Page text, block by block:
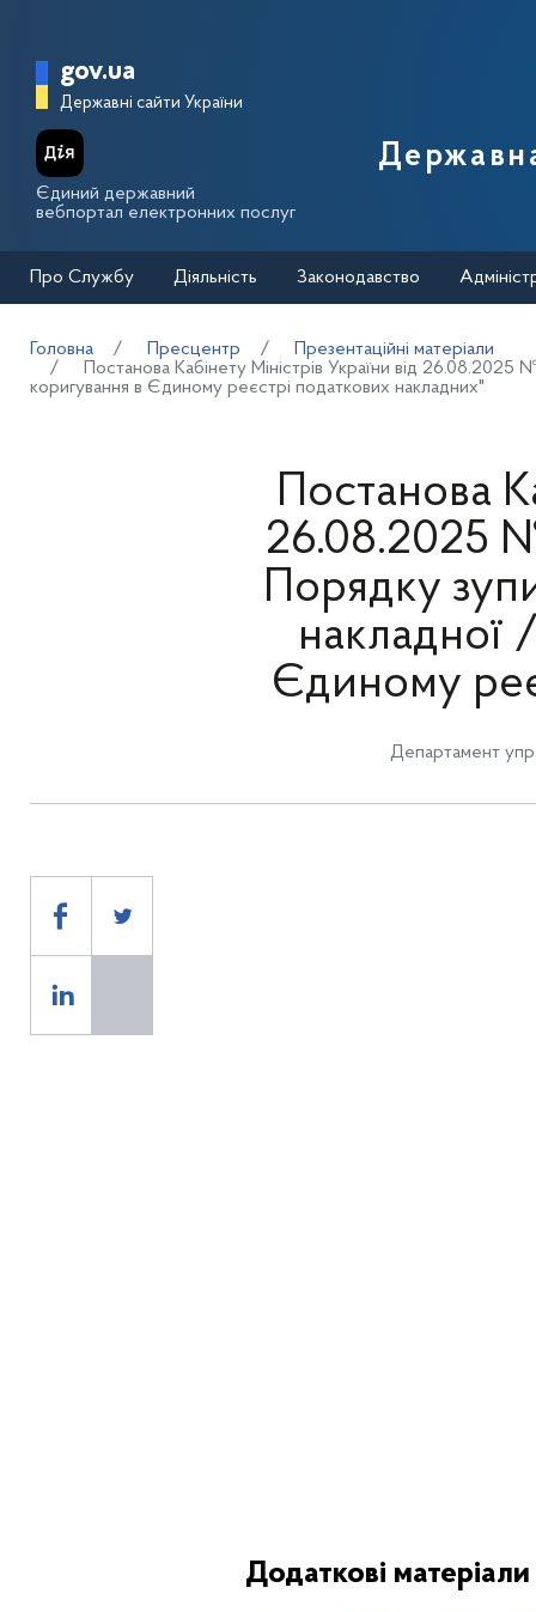
Головна сторінка Державної
gov.ua
Державні сайти України
Єдиний державний
вебпортал електронних послуг
Про Службу Діяльність Законодавство
Головна Пресцентр
Презентаційні матеріали
Постанова Кабінету Міністрів України від
коригування в Єдиному реєстрі податкових накладних"
Постанова
26.08.2025
Порядку
накладної
Єдиному
Департамент
Додаткові матеріали